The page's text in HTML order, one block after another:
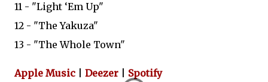
11 - "Light ‘Em Up"
12 - "The Yakuza"
13 - "The Whole Town"
Apple Music Deezer Spotify